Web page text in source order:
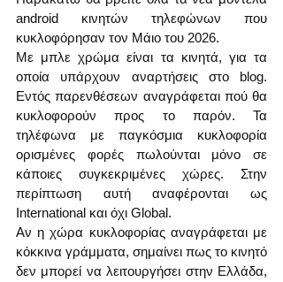
android κινητών τηλεφώνων που
κυκλοφόρησαν τον Μάιο του 2026.
Με μπλε χρώμα είναι τα κινητά, για τα
οποία υπάρχουν αναρτήσεις στο blog.
Εντός παρενθέσεων αναγράφεται πού θα
κυκλοφορούν προς το παρόν. Τα
τηλέφωνα με παγκόσμια κυκλοφορία
ορισμένες φορές πωλούνται μόνο σε
κάποιες συγκεκριμένες χώρες. Στην
περίπτωση αυτή αναφέρονται ως
International και όχι Global.
Αν η χώρα κυκλοφορίας αναγράφεται με
κόκκινα γράμματα, σημαίνει πως το κινητό
δεν μπορεί να λειτουργήσει στην Ελλάδα,